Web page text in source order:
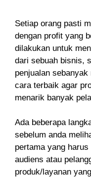
Setiap orang pasti
dengan profit yang
dilakukan untuk
dari sebuah bisnis,
penjualan
cara terbaik agar
menarik banyak
Ada beberapa
sebelum anda
pertama yang
audiens atau
produk/layanan